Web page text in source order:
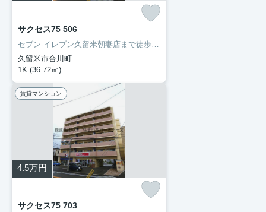
サクセス75 506
セブン-イレブン久留米朝妻店まで徒歩2分と近場にコンビニがあるのもポイント。お手入れしやすいように工夫されているので綺麗な状態を保ちやすい洗面化粧台が付いています。マンションタイプのお部屋です。住まい探しの際には、実際に住んでみた時のことを想像しながら進めていくことが大事です。より良い住まいをご提供致します。
久留米市合川町
1K (36.72㎡)
賃貸マンション
4.5万円
サクセス75 703